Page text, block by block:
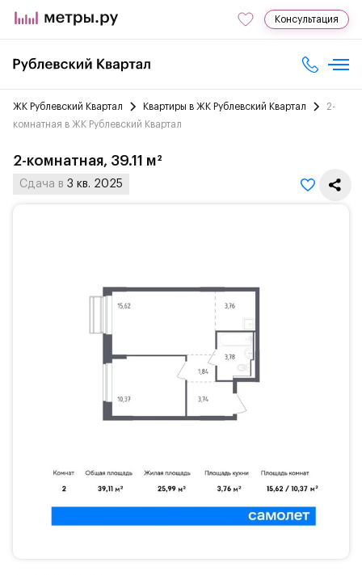
Консультация
ЖК Рублевский Квартал Квартиры в ЖК Рублевский Квартал
2-
комнатная в ЖК Рублевский Квартал
2-комнатная, 39.11 м²
Сдача в 3 кв. 2025